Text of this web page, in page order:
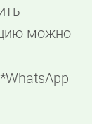
можно
*WhatsApp